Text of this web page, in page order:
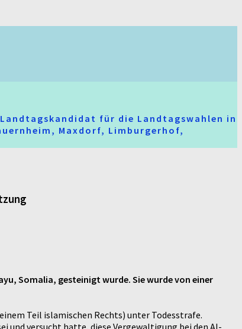
für die Landtagswahlen in
Maxdorf, Limburgerhof,
Somalia, gesteinigt wurde. Sie wurde von einer
Teil islamischen Rechts) unter Todesstrafe.